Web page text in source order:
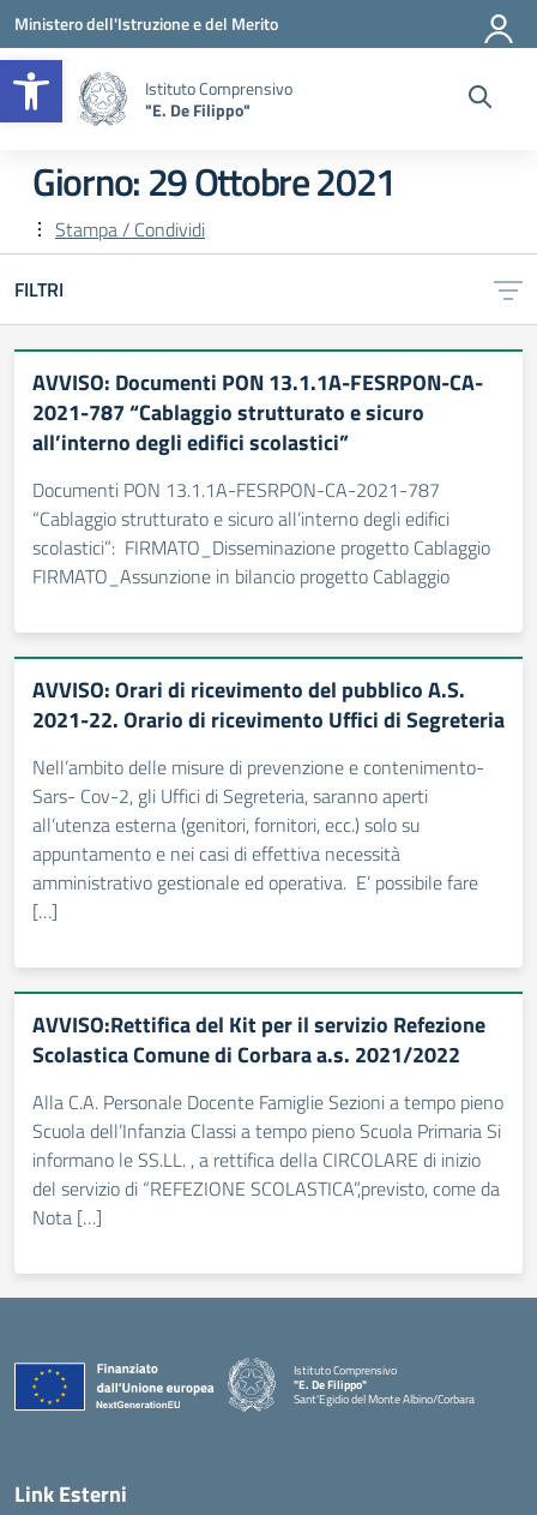
Apri la barra degli strumenti
Vai ai contenuti
Vai al menu di navigazione
Vai al footer
Ministero dell'Istruzione e del Merito
Istituto Comprensivo
"E. De Filippo"
Giorno:29 Ottobre 2021
Stampa / Condividi
FILTRI
AVVISO: Documenti PON 13.1.1A-FESRPON-CA-
2021-787 “Cablaggio strutturato e sicuro
all’interno degli edifici scolastici”
Documenti PON 13.1.1A-FESRPON-CA-2021-787
“Cablaggio strutturato e sicuro all’interno degli edifici
scolastici”: FIRMATO_Disseminazione progetto Cablaggio
FIRMATO_Assunzione in bilancio progetto Cablaggio
AVVISO: Orari di ricevimento del pubblico A.S.
2021-22. Orario di ricevimento Uffici di Segreteria
Nell’ambito delle misure di prevenzione e contenimento-
Sars- Cov-2, gli Uffici di Segreteria, saranno aperti
all’utenza esterna (genitori, fornitori, ecc.) solo su
appuntamento e nei casi di effettiva necessità
amministrativo gestionale ed operativa. E’ possibile fare
[…]
AVVISO:Rettifica del Kit per il servizio Refezione
Scolastica Comune di Corbara a.s. 2021/2022
Alla C.A. Personale Docente Famiglie Sezioni a tempo pieno
Scuola dell’Infanzia Classi a tempo pieno Scuola Primaria Si
informano le SS.LL. , a rettifica della CIRCOLARE di inizio
del servizio di “REFEZIONE SCOLASTICA”,previsto, come da
Nota […]
Istituto Comprensivo
"E. De Filippo"
Sant'Egidio del Monte Albino/Corbara
Link Esterni